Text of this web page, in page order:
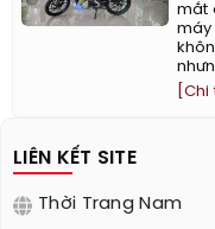
mắt
máy
[Chi
LIÊN KẾT SITE
Thời Trang Nam